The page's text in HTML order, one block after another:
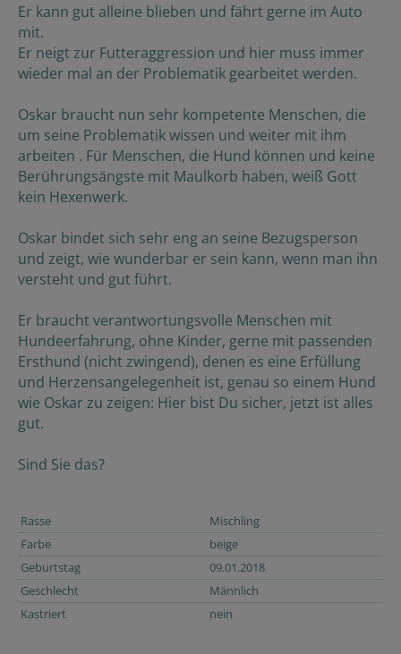
Er kann gut alleine blieben und fährt gerne im Auto
mit.
Er neigt zur Futteraggression und hier muss immer
wieder mal an der Problematik gearbeitet werden.
Oskar braucht nun sehr kompetente Menschen, die
um seine Problematik wissen und weiter mit ihm
arbeiten . Für Menschen, die Hund können und keine
Berührungsängste mit Maulkorb haben, weiß Gott
kein Hexenwerk.
Oskar bindet sich sehr eng an seine Bezugsperson
und zeigt, wie wunderbar er sein kann, wenn man ihn
versteht und gut führt.
Er braucht verantwortungsvolle Menschen mit
Hundeerfahrung, ohne Kinder, gerne mit passenden
Ersthund (nicht zwingend), denen es eine Erfüllung
und Herzensangelegenheit ist, genau so einem Hund
wie Oskar zu zeigen: Hier bist Du sicher, jetzt ist alles
gut.
Sind Sie das?
Rasse
Mischling
Farbe
beige
Geburtstag
09.01.2018
Geschlecht
Männlich
Kastriert
nein